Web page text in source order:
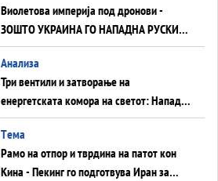
Виолетова империја под дронови -
ЗОШТО УКРАИНА ГО НАПАДНА РУСКИОТ
WILDBERRIES
Aнализа
Три вентили и затворање на
енергетската комора на светот: Нападот
во Суец најавува глобален енергетски
инфаркт?
Tема
Рамо на отпор и тврдина на патот кон
Кина - Пекинг го подготвува Иран за